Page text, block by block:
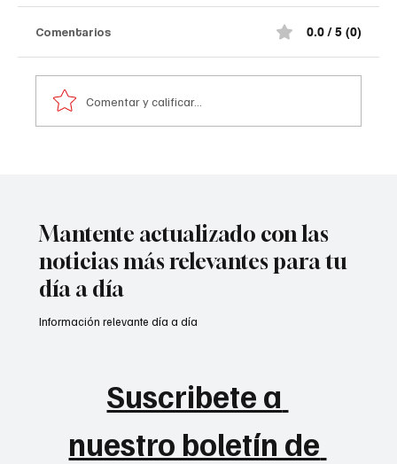
terr0r1st@ de la madrugada
¡Impactante! Así quedó el comando de la
información preliminar, la explosión estuvo
acompañada por ráf@g@s
Comentarios 0.0 / 5 (0)
Comentar y calificar...
Mantente actualizado con las
noticias más relevantes para tu
día a día
Suscribete a
nuestro boletín de
Información relevante día a día